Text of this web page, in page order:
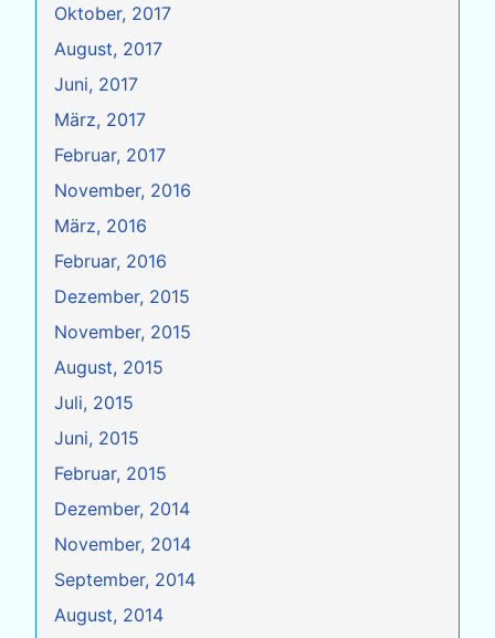
Oktober, 2017
August, 2017
Juni, 2017
März, 2017
Februar, 2017
November, 2016
März, 2016
Februar, 2016
Dezember, 2015
November, 2015
August, 2015
Juli, 2015
Juni, 2015
Februar, 2015
Dezember, 2014
November, 2014
September, 2014
August, 2014